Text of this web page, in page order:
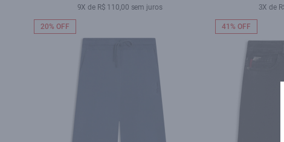
9X de R$ 110,00 sem juros 3X de
20% OFF 41% OFF